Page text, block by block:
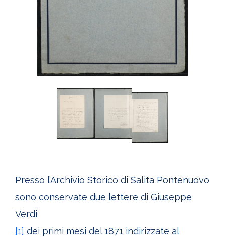
Presso l’Archivio Storico di Salita Pontenuovo
sono conservate due lettere di Giuseppe
Verdi
[1] dei primi mesi del 1871 indirizzate al